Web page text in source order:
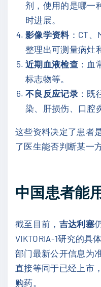
剂，使用的是哪一
时进展。
影像学资料：CT、
整理出可测量病灶
近期血液检查：血
标志物等。
不良反应记录：既
染、肝损伤、口腔
这些资料决定了患者
了医生能否判断某一
中国患者能
截至目前， 吉达利塞
VIKTORIA-1研究的具
部门最新公开信息为
直接等同于已经上市
购药。